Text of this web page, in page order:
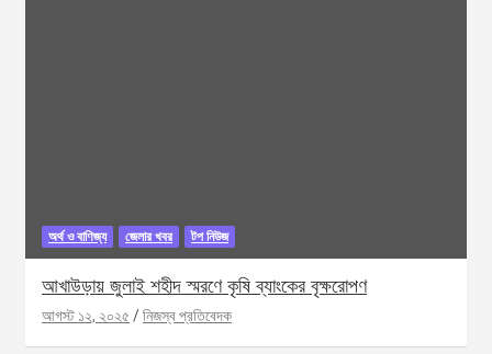
অর্থ ও বাণিজ্য জেলার খবর টপ নিউজ
আখাউড়ায় জুলাই শহীদ স্মরণে কৃষি ব্যাংকের বৃক্ষরোপণ
আগস্ট ১২, ২০২৫ নিজস্ব প্রতিবেদক